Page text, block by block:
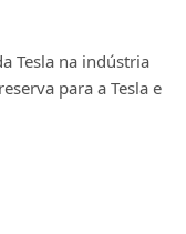
Tesla na indústria
para a Tesla e